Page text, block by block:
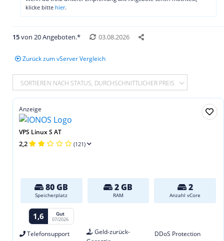
klicke bitte hier.
15von 20 Angeboten.* 03.08.2026
Zurück zum vServer Vergleich
SORTIEREN NACH STATUS, DURCHSCHNITTLICHER PREIS
Anzeige
VPS Linux S AT
2,2 (121)
80 GB
Speicherplatz
2 GB
RAM
2
Anzahl vCore
1,6 Gut
07/2026
Telefonsupport
Geld-zurück-
DDoS Protection